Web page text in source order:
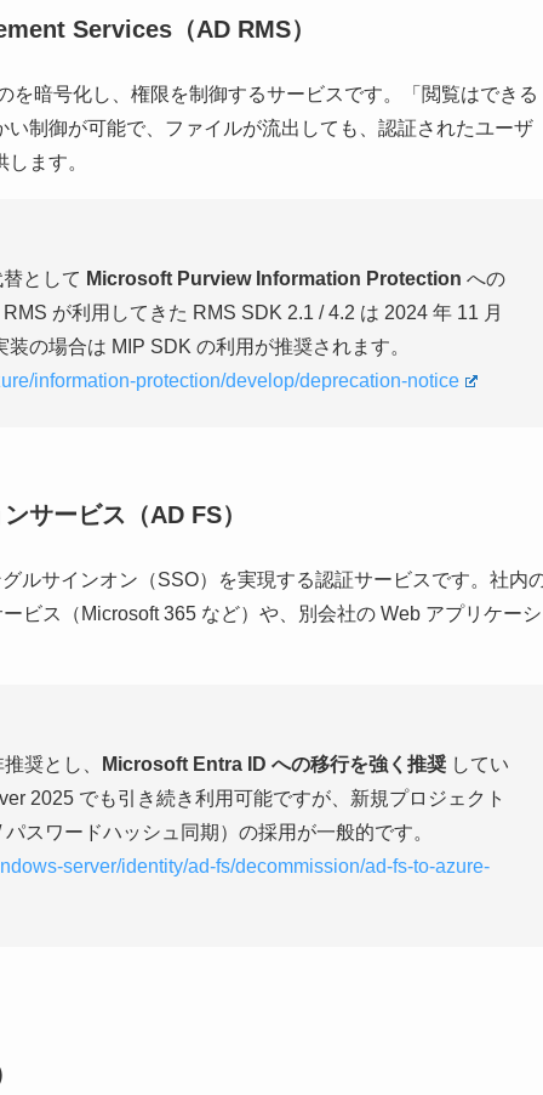
Services（AD RMS）
を暗号化し、権限を制御するサービスです。「閲覧はできる
制御が可能で、ファイルが流出しても、認証されたユーザ
ます。
として Microsoft Purview Information Protection への
が利用してきた RMS SDK 2.1 / 4.2 は 2024 年 11 月
の場合は MIP SDK の利用が推奨されます。
information-protection/develop/deprecation-notice
サービス（AD FS）
ルサインオン（SSO）を実現する認証サービスです。社内
ビス（Microsoft 365 など）や、別会社の Web アプリケーシ
奨とし、 Microsoft Entra ID への移行を強く推奨 してい
2025 でも引き続き利用可能ですが、新規プロジェクト
スワードハッシュ同期）の採用が一般的です。
server/identity/ad-fs/decommission/ad-fs-to-azure-